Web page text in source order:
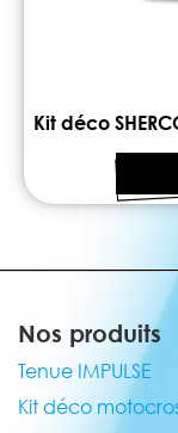
Kit déco
Nos produits
Tenue IMPULSE
Kit déco